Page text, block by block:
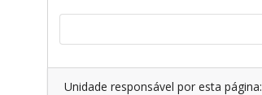
Unidade responsável por esta página: